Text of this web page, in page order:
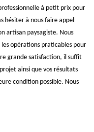
à petit prix pour
hésiter à nous faire appel
artisan paysagiste. Nous
opérations praticables pour
grande satisfaction, il suffit
ainsi que vos résultats
condition possible. Nous